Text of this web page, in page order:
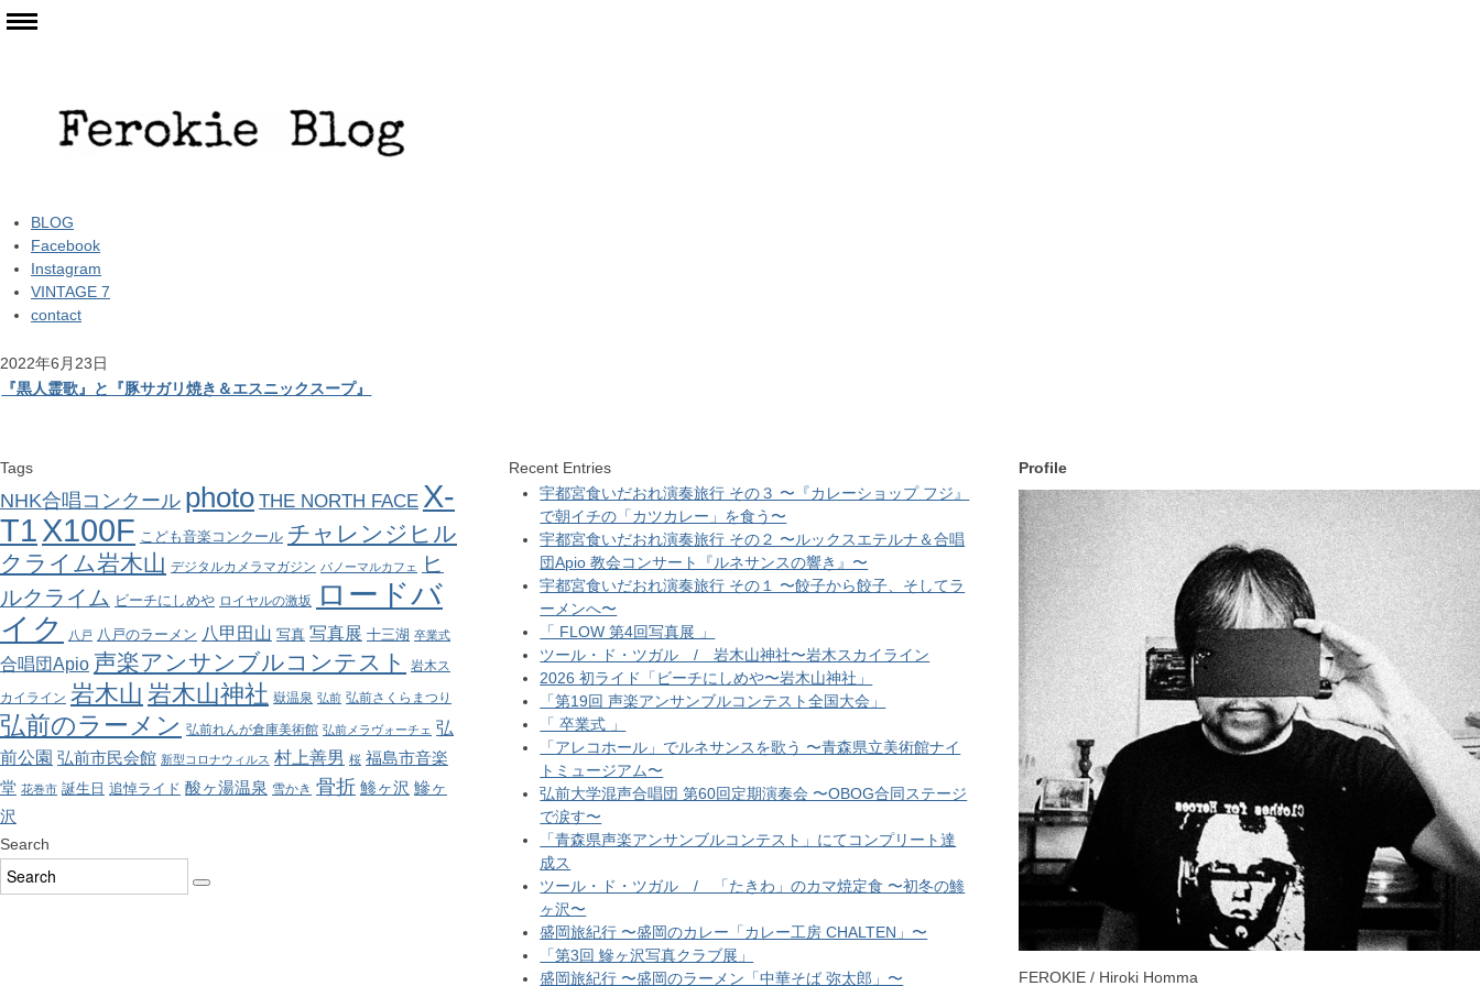
BLOG
Facebook
Instagram
VINTAGE 7
contact
2022年6月23日
『黒人霊歌』と『豚サガリ焼き＆エスニックスープ』
Tags
NHK合唱コンクール photo THE NORTH FACE X-
T1X100F こども音楽コンクール チャレンジヒル
クライム岩木山 デジタルカメラマガジン パノーマルカフェ
ヒ
ルクライム ビーチにしめや ロイヤルの激坂
ロードバ
イク
八戸 八戸のラーメン 八甲田山 写真 写真展 十三湖 卒業式
合唱団Apio 声楽アンサンブルコンテスト 岩木ス
カイライン 岩木山 岩木山神社 嶽温泉 弘前 弘前さくらまつり
弘前のラーメン 弘前れんが倉庫美術館 弘前メラヴォーチェ 弘
前公園 弘前市民会館 新型コロナウィルス 村上善男 桜 福島市音楽
堂 花巻市 誕生日 追悼ライド 酸ヶ湯温泉 雪かき 骨折 鯵ヶ沢 鰺ヶ
沢
Search
Recent Entries
宇都宮食いだおれ演奏旅行 その３ 〜『カレーショップ フジ』
で朝イチの「カツカレー」を食う〜
宇都宮食いだおれ演奏旅行 その２ 〜ルックスエテルナ＆合唱
団Apio 教会コンサート『ルネサンスの響き』〜
宇都宮食いだおれ演奏旅行 その１ 〜餃子から餃子、そしてラ
ーメンへ〜
「 FLOW 第4回写真展 」
ツール・ド・ツガル / 岩木山神社〜岩木スカイライン
2026 初ライド「ビーチにしめや〜岩木山神社」
「第19回 声楽アンサンブルコンテスト全国大会」
「 卒業式 」
「アレコホール」でルネサンスを歌う 〜青森県立美術館ナイ
トミュージアム〜
弘前大学混声合唱団 第60回定期演奏会 〜OBOG合同ステージ
で涙す〜
「青森県声楽アンサンブルコンテスト」にてコンプリート達
成ス
ツール・ド・ツガル / 「たきわ」のカマ焼定食 〜初冬の鯵
ヶ沢〜
盛岡旅紀行 〜盛岡のカレー「カレー工房 CHALTEN」〜
「第3回 鰺ヶ沢写真クラブ展」
盛岡旅紀行 〜盛岡のラーメン「中華そば 弥太郎」〜
Profile
FEROKIE / Hiroki Homma